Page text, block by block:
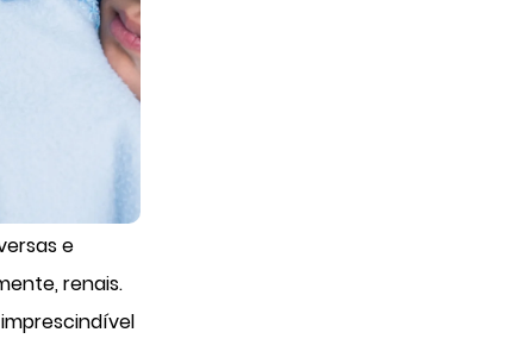
e
renais.